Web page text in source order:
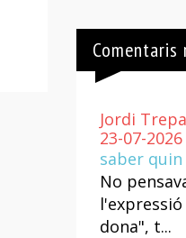
Comentaris
Jordi
23-07-2026
saber
No
dona", t...